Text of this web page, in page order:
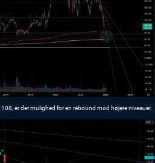
er der mulighed for en rebound mod højere niveauer.